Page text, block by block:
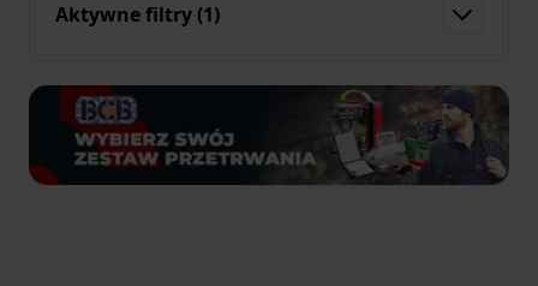
Aktywne filtry (1)